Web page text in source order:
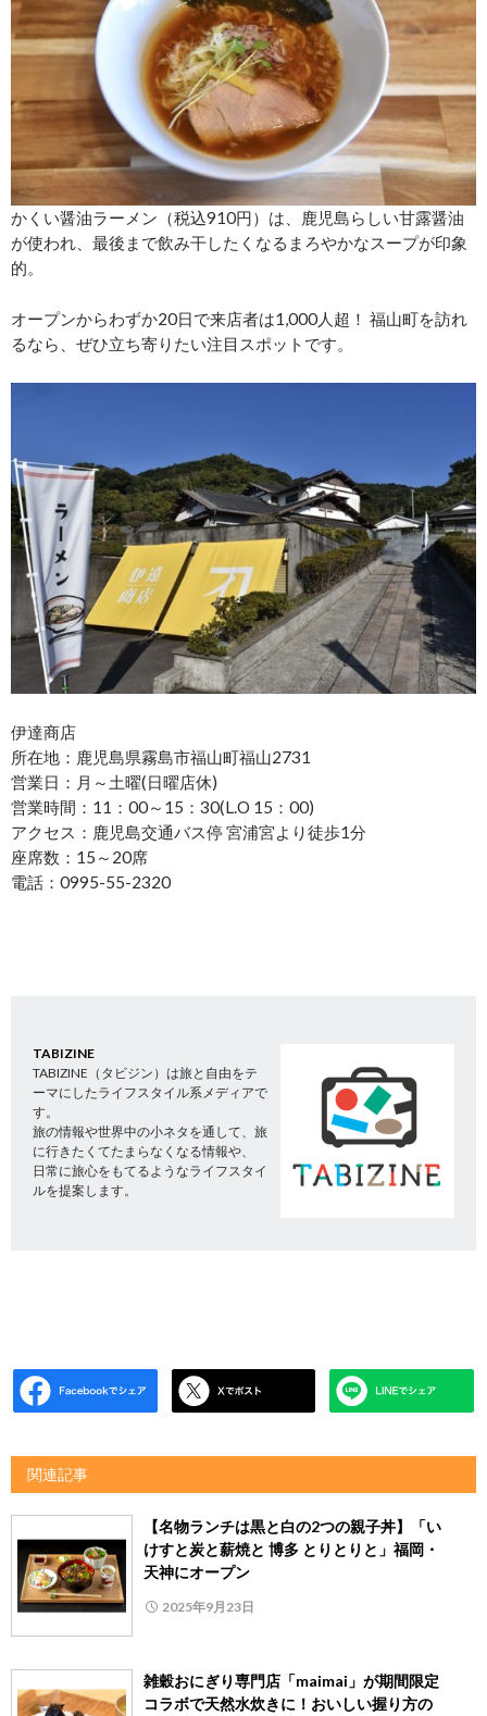
かくい醤油ラーメン（税込910円）は、鹿児島らしい甘露醤油
が使われ、最後まで飲み干したくなるまろやかなスープが印象
的。
オープンからわずか20日で来店者は1,000人超！ 福山町を訪れ
るなら、ぜひ立ち寄りたい注目スポットです。
伊達商店
所在地：鹿児島県霧島市福山町福山2731
営業日：月～土曜(日曜店休)
営業時間：11：00～15：30(L.O 15：00)
アクセス：鹿児島交通バス停 宮浦宮より徒歩1分
座席数：15～20席
電話：0995-55-2320
TABIZINE
TABIZINE（タビジン）は旅と自由をテ
ーマにしたライフスタイル系メディアで
す。
旅の情報や世界中の小ネタを通して、旅
に行きたくてたまらなくなる情報や、
日常に旅心をもてるようなライフスタイ
ルを提案します。
関連記事
【名物ランチは黒と白の2つの親子丼】「い
けすと炭と薪焼と 博多 とりとりと」福岡・
天神にオープン
2025年9月23日
雑穀おにぎり専門店「maimai」が期間限定
コラボで天然水炊きに！おいしい握り方の